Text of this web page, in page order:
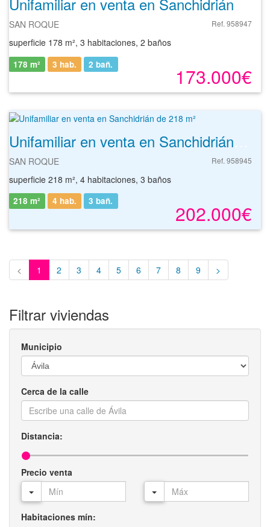
SAN ROQUE Ref. 958947
superficie 178 m², 3 habitaciones, 2 baños
173.000€
178 m² 3 hab. 2 bañ.
SAN ROQUE Ref. 958945
superficie 218 m², 4 habitaciones, 3 baños
202.000€
218 m² 4 hab. 3 bañ.
< 1 2 3 4 5 6 7 8 9 >
Filtrar viviendas
Municipio
Cerca de la calle
Distancia:
Precio venta
Habitaciones mín: